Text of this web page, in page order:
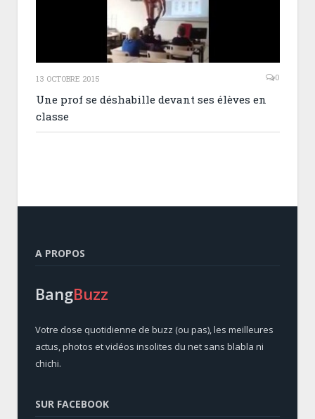
13 OCTOBRE 2015 0
Une prof se déshabille devant ses élèves en
classe
A PROPOS
BangBuzz
Votre dose quotidienne de buzz (ou pas), les meilleures
actus, photos et vidéos insolites du net sans blabla ni
chichi.
SUR FACEBOOK